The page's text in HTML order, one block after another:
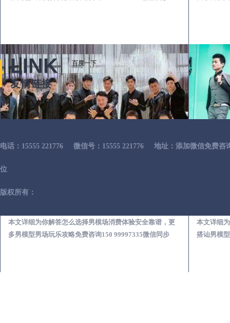
本文详细为你解答怎么选择男模场消费体验安全靠谱，更
多男模型男场玩乐攻略免费咨询150 99997335微信同步
本文详细
搭讪男模
LINK
友情链接
百度一下
电话：15555 221776 微信号：15555 221776 地址：添加微信免费咨
位
版权所有：